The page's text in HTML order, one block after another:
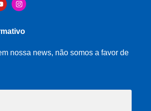
nossa news, não somos a favor de